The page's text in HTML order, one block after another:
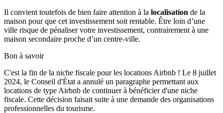
Il convient toutefois de bien faire attention à la localisation de la
maison pour que cet investissement soit rentable. Être loin d’une
ville risque de pénaliser votre investissement, contrairement à une
maison secondaire proche d’un centre-ville.
Bon à savoir
C'est la fin de la niche fiscale pour les locations Airbnb ! Le 8 juillet
2024, le Conseil d'État a annulé un paragraphe permettant aux
locations de type Airbnb de continuer à bénéficier d'une niche
fiscale. Cette décision faisait suite à une demande des organisations
professionnelles du tourisme.